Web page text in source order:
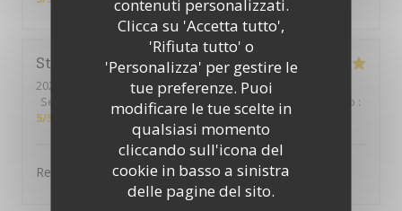
Clicca su 'Accetta tutto',
'Rifiuta tutto' o
'Personalizza' per gestire le
tue preferenze. Puoi
modificare le tue scelte in
qualsiasi momento
cliccando sull'icona del
cookie in basso a sinistra
delle pagine del sito.
Stéphanie F
2025-12-07
- 12:30 - Ospiti 3
Servizio
Atmosfera /5 Cucina /5 Qualità / Prezzo :
5/5
Repas excellent.